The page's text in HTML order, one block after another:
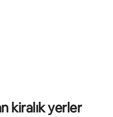
kiralık yerler